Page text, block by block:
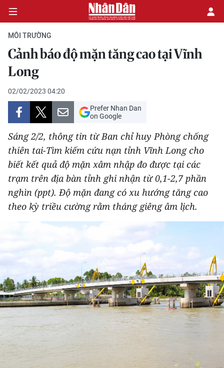
CHÍNH TRỊ
KINH TẾ
VĂN HÓA
XÃ HỘI
PHÁP LUẬT
DU LỊCH
THẾ GIỚI
Y TẾ
KHOA HỌC - CÔNG NGHỆ
MÔI TRƯỜNG
BẠN ĐỌC
MÔI TRƯỜNG
Cảnh báo độ mặn tăng cao tại Vĩnh
Long
02/02/2023 04:20
Prefer Nhan Dan
on Google
Sáng 2/2, thông tin từ Ban chỉ huy Phòng chống
thiên tai-Tìm kiếm cứu nạn tỉnh Vĩnh Long cho
biết kết quả độ mặn xâm nhập đo được tại các
trạm trên địa bàn tỉnh ghi nhận từ 0,1-2,7 phần
nghìn (ppt). Độ mặn đang có xu hướng tăng cao
theo kỳ triều cường rằm tháng giêng âm lịch.